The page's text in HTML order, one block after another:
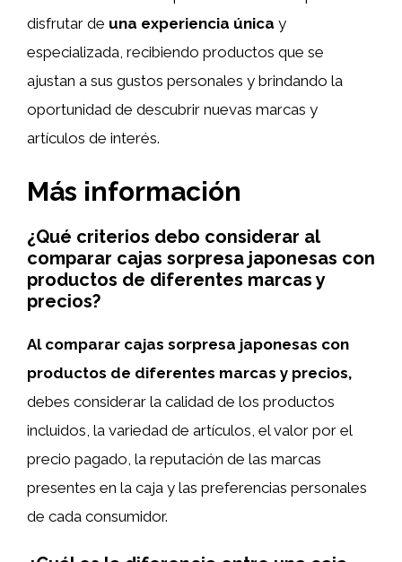
disfrutar de una experiencia única y
especializada, recibiendo productos que se
ajustan a sus gustos personales y brindando la
oportunidad de descubrir nuevas marcas y
artículos de interés.
Más información
¿Qué criterios debo considerar al
comparar cajas sorpresa japonesas con
productos de diferentes marcas y
precios?
Al comparar cajas sorpresa japonesas con
productos de diferentes marcas y precios,
debes considerar la calidad de los productos
incluidos, la variedad de artículos, el valor por el
precio pagado, la reputación de las marcas
presentes en la caja y las preferencias personales
de cada consumidor.